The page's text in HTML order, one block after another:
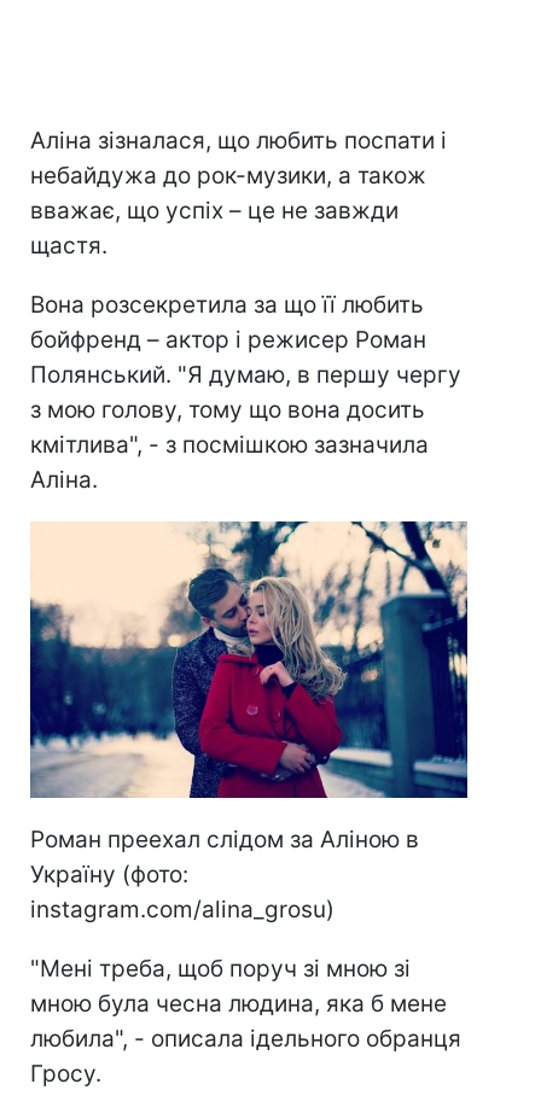
Аліна зізналася, що любить поспати і
небайдужа до рок-музики, а також
вважає, що успіх – це не завжди
щастя.
Вона розсекретила за що її любить
бойфренд – актор і режисер Роман
Полянський. "Я думаю, в першу чергу
з мою голову, тому що вона досить
кмітлива", - з посмішкою зазначила
Аліна.
Роман преехал слідом за Аліною в
Україну (фото:
instagram.com/alina_grosu)
"Мені треба, щоб поруч зі мною зі
мною була чесна людина, яка б мене
любила", - описала ідельного обранця
Гросу.